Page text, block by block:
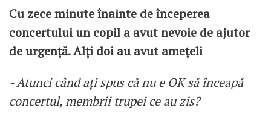
Cu zece minute înainte de începerea
concertului un copil a avut nevoie de ajutor
de urgență. Alți doi au avut amețeli
- Atunci când ați spus că nu e OK să înceapă
concertul, membrii trupei ce au zis?